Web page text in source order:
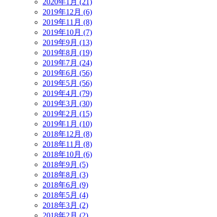
2020年1月 (21)
2019年12月 (6)
2019年11月 (8)
2019年10月 (7)
2019年9月 (13)
2019年8月 (19)
2019年7月 (24)
2019年6月 (56)
2019年5月 (56)
2019年4月 (79)
2019年3月 (30)
2019年2月 (15)
2019年1月 (10)
2018年12月 (8)
2018年11月 (8)
2018年10月 (6)
2018年9月 (5)
2018年8月 (3)
2018年6月 (9)
2018年5月 (4)
2018年3月 (2)
2018年2月 (2)